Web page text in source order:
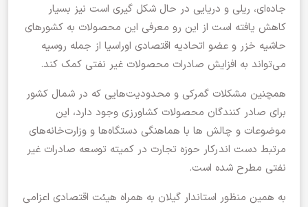
جاده‌ای، ریلی و دریایی در حال شکل گیری است نیز بسیار
کاهش یافته است از این رو معرفی این محصولات به کشورهای
حاشیه خزر و عضو اتحادیه اقتصادی اوراسیا از جمله روسیه
می‌تواند به افزایش صادرات محصولات غیر نفتی کمک کند.
همچنین مشکلات گمرکی و محدودیت‌هایی که در شمال کشور
برای صادر کنندگان محصولات کشاورزی وجود دارد، این
موضوعات و چالش ها با هماهنگی دستگاه‌ها و وزارت‌خانه‌های
مرتبط دست اندرکار حوزه تجارت در کمیته توسعه صادرات غیر
نفتی مطرح شده است.
به همین منظور استاندار گیلان به همراه هیئت اقتصادی اعزامی